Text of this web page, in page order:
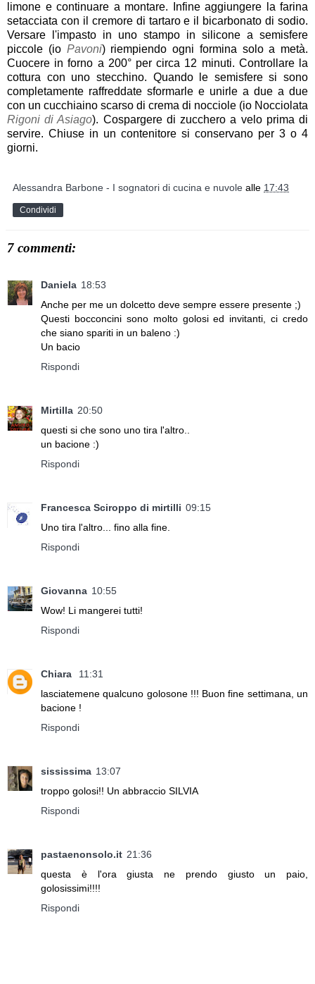
limone e continuare a montare. Infine aggiungere la farina
setacciata con il cremore di tartaro e il bicarbonato di sodio.
Versare l'impasto in uno stampo in silicone a semisfere
piccole (io Pavoni) riempiendo ogni formina solo a metà.
Cuocere in forno a 200° per circa 12 minuti. Controllare la
cottura con uno stecchino. Quando le semisfere si sono
completamente raffreddate sformarle e unirle a due a due
con un cucchiaino scarso di crema di nocciole (io Nocciolata
Rigoni di Asiago). Cospargere di zucchero a velo prima di
servire. Chiuse in un contenitore si conservano per 3 o 4
giorni.
Alessandra Barbone - I sognatori di cucina e nuvole alle 17:43
Condividi
7 commenti:
Daniela 18:53
Anche per me un dolcetto deve sempre essere presente ;)
Questi bocconcini sono molto golosi ed invitanti, ci credo
che siano spariti in un baleno :)
Un bacio
Rispondi
Mirtilla 20:50
questi si che sono uno tira l'altro..
un bacione :)
Rispondi
Francesca Sciroppo di mirtilli 09:15
Uno tira l'altro... fino alla fine.
Rispondi
Giovanna 10:55
Wow! Li mangerei tutti!
Rispondi
Chiara
11:31
lasciatemene qualcuno golosone !!! Buon fine settimana, un
bacione !
Rispondi
sississima 13:07
troppo golosi!! Un abbraccio SILVIA
Rispondi
pastaenonsolo.it 21:36
questa è l'ora giusta ne prendo giusto un paio,
golosissimi!!!!
Rispondi